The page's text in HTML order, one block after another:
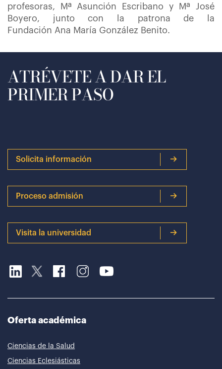
profesoras, Mª Asunción Escribano y Mª José
Boyero, junto con la patrona de la
Fundación Ana María González Benito.
ATRÉVETE A DAR EL
PRIMER PASO
Solicita información
Proceso admisión
Visita la universidad
Oferta académica
Ciencias de la Salud
Ciencias Eclesiásticas